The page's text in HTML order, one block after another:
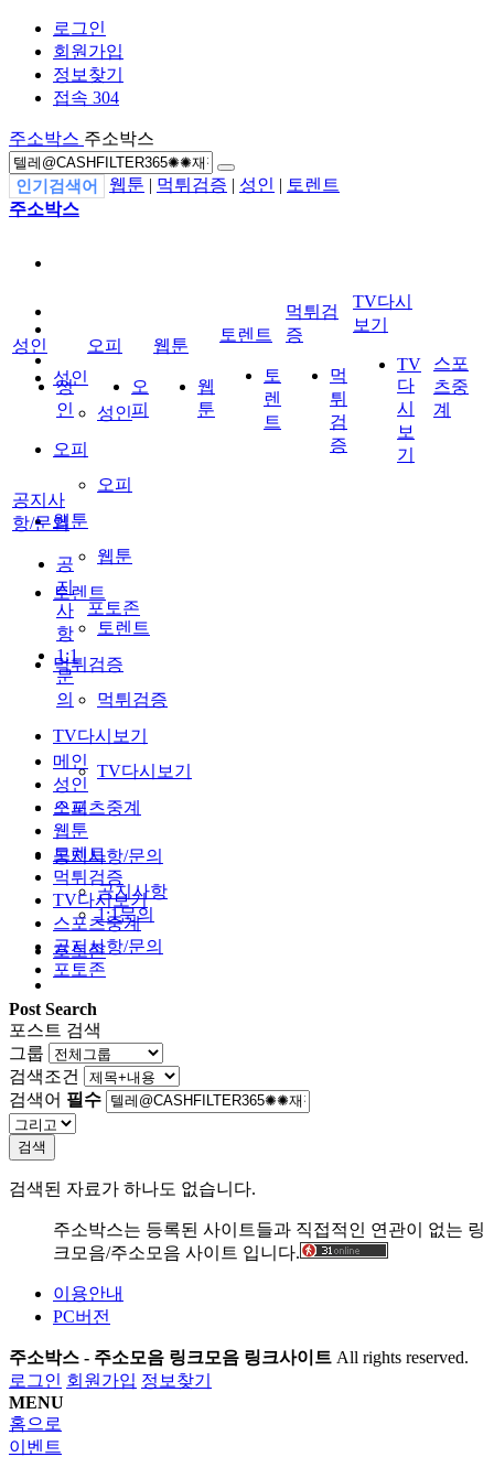
로그인
회원가입
정보찾기
접속 304
주소박스 주소박스
인기검색어 웹툰 | 먹튀검증 | 성인 | 토렌트
주소박스
성인
성인
오피
오피
웹툰
웹툰
토렌트
토렌트
먹튀검증
먹튀검증
TV다시보기
TV다시보기
스포츠중계
공지사항/문의
공지사항
1:1문의
포토존
성인
성
인
오피
오
피
웹툰
웹
툰
토렌트
토
렌
트
먹튀검
증
먹
튀
검
증
TV다시
보기
TV
다
시
보
기
스포
츠중
계
공지사
항/문의
공
지
사
항
1:1
문
의
포토존
메인
성인
오피
웹툰
토렌트
먹튀검증
TV다시보기
스포츠중계
공지사항/문의
포토존
Post Search
포스트 검색
그룹
검색조건
검색어 필수
검색
검색된 자료가 하나도 없습니다.
주소박스는 등록된 사이트들과 직접적인 연관이 없는 링
크모음/주소모음 사이트 입니다.
이용안내
PC버전
주소박스 - 주소모음 링크모음 링크사이트 All rights reserved.
로그인 회원가입 정보찾기
MENU
홈으로
이벤트